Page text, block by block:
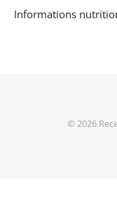
Informations
© 2026